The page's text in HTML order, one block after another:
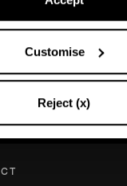
Customise
Reject (x)
près de chez vous